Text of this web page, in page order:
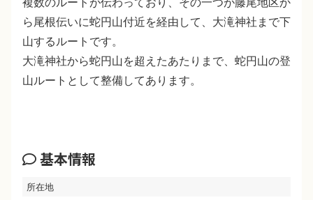
ら尾根伝いに蛇円山付近を経由して、大滝神社まで下
山するルートです。
大滝神社から蛇円山を超えたあたりまで、蛇円山の登
山ルートとして整備してあります。
基本情報
所在地